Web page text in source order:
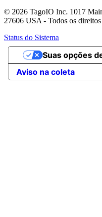
© 2026 TagoIO Inc. 1017
27606 USA - Todos os direitos
Status do Sistema
Aviso na coleta
Suas opções